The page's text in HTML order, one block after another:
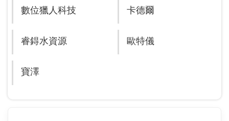
數位獵人科技 卡德爾
睿鍀水資源 歐特儀
寶澤